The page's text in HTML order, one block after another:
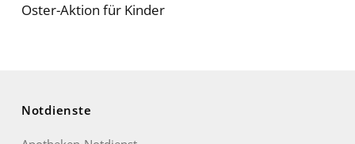
Oster-Aktion für Kinder
Notdienste